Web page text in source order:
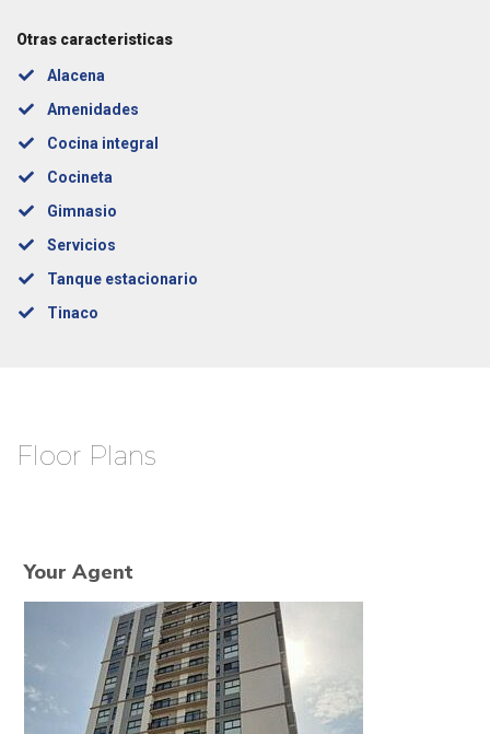
Otras caracteristicas
Alacena
Amenidades
Cocina integral
Cocineta
Gimnasio
Servicios
Tanque estacionario
Tinaco
Floor Plans
Your Agent